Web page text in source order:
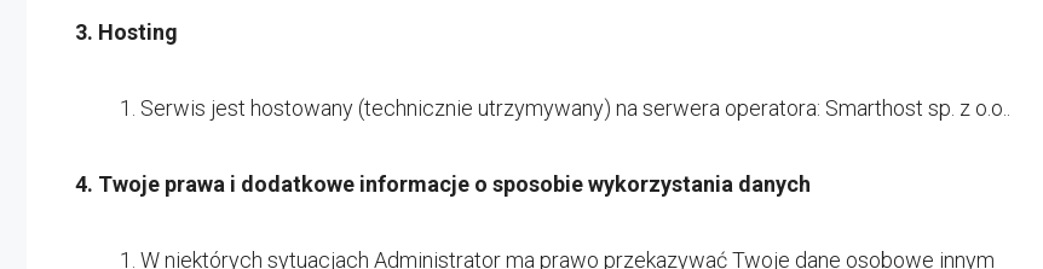
3. Hosting
Serwis jest hostowany (technicznie utrzymywany) na serwera operatora: Smarthost sp. z o.o..
4. Twoje prawa i dodatkowe informacje o sposobie wykorzystania danych
W niektórych sytuacjach Administrator ma prawo przekazywać Twoje dane osobowe innym